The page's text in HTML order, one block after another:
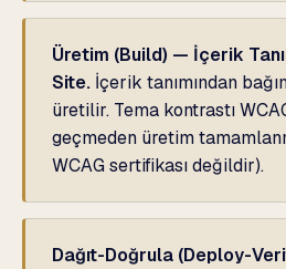
Üretim (Build) — İçerik
Site. İçerik tanımından
üretilir. Tema kontrastı
geçmeden üretim
WCAG sertifikası değildir).
Dağıt-Doğrula (Deploy-